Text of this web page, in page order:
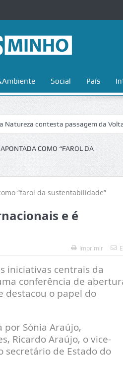
Social País
passagem da Volta a
COMO “FAROL DA
e é
Imprimir
iniciativas centrais da
conferência de
destacou o papel do
por Sónia Araújo,
Ricardo Araújo, o vice-
secretário de Estado do